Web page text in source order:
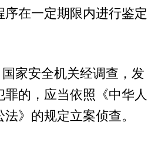
在一定期限内进行鉴定
家安全机关经调查，发
的，应当依照《中华人
》的规定立案侦查。